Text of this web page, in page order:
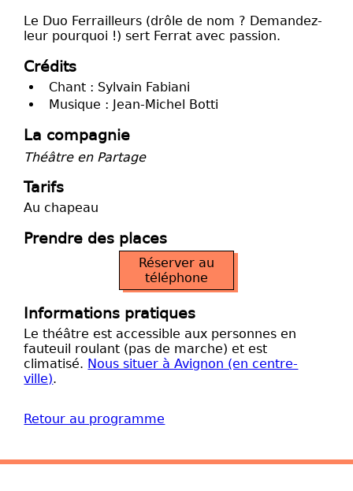
Le Duo Ferrailleurs (drôle de nom ? Demandez-
leur pourquoi !) sert Ferrat avec passion.
Crédits
Chant : Sylvain Fabiani
Musique : Jean-Michel Botti
La compagnie
Théâtre en Partage
Tarifs
Au chapeau
Prendre des places
Réserver au
téléphone
Informations pratiques
Le théâtre est accessible aux personnes en
fauteuil roulant (pas de marche) et est
climatisé. Nous situer à Avignon (en centre-
ville).
Retour au programme